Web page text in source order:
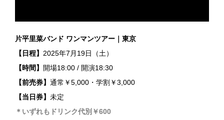
片平里菜バンド ワンマンツアー｜東京
【日程】 2025年7月19日（土）
【時間】 開場18:00 / 開演18:30
【前売券】 通常￥5,000・学割￥3,000
【当日券】 未定
＊いずれもドリンク代別￥600